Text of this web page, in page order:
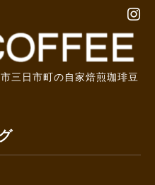
三日市町の自家焙煎珈琲豆